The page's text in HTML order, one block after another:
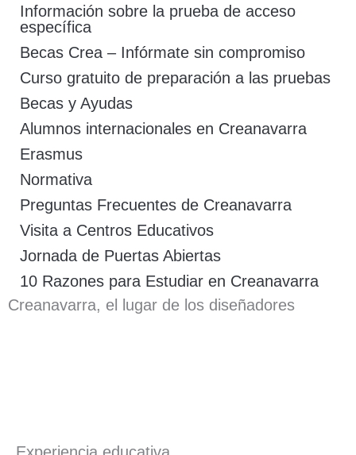
Información sobre la prueba de acceso
específica
Becas Crea – Infórmate sin compromiso
Curso gratuito de preparación a las pruebas
Becas y Ayudas
Alumnos internacionales en Creanavarra
Erasmus
Normativa
Preguntas Frecuentes de Creanavarra
Visita a Centros Educativos
Jornada de Puertas Abiertas
10 Razones para Estudiar en Creanavarra
Creanavarra, el lugar de los diseñadores